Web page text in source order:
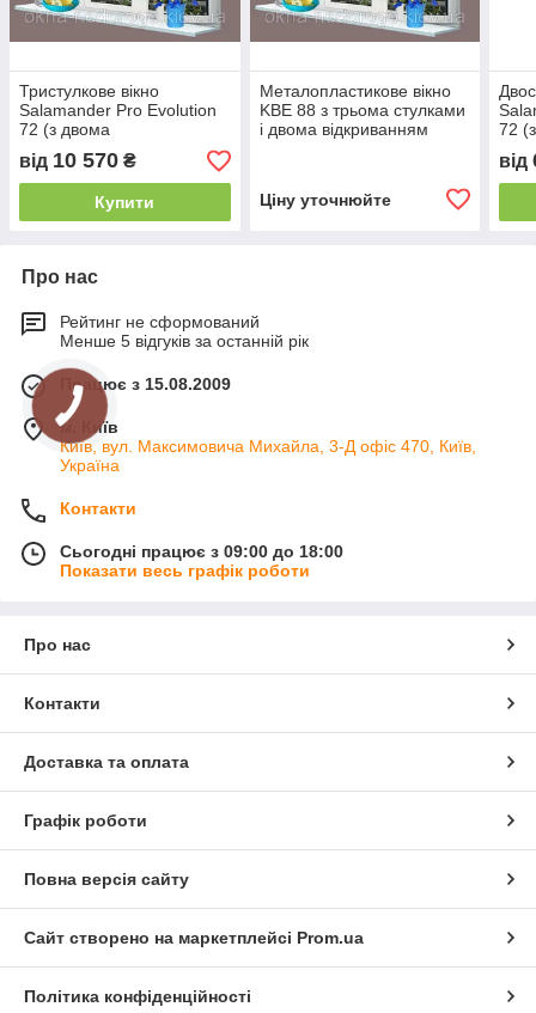
Тристулкове вікно
Salamander Pro Evolution
72 (з двома
відкриваннями)
від 10 570 ₴
Купити
Металопластикове вікно
KBE 88 з трьома стулками
і двома відкриванням
Ціну уточнюйте
72
від
Про нас
Рейтинг не сформований
Менше 5 відгуків за останній рік
Працює з 15.08.2009
м. Київ
Київ, вул. Максимовича Михайла, 3-Д офіс 470, Київ,
Україна
Контакти
Сьогодні працює з 09:00 до 18:00
Показати весь графік роботи
Про нас
Контакти
Доставка та оплата
Графік роботи
Повна версія сайту
Сайт створено на маркетплейсі Prom.ua
Політика конфіденційності